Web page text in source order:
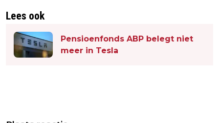
Lees ook
Pensioenfonds ABP belegt niet
meer in Tesla